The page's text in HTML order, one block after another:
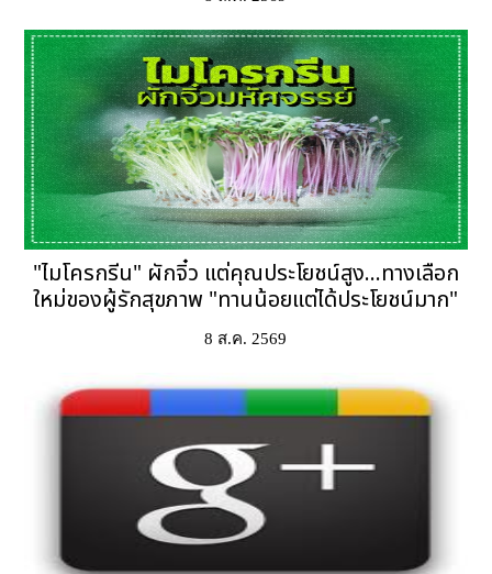
"ไมโครกรีน" ผักจิ๋ว แต่คุณประโยชน์สูง...ทางเลือก
ใหม่ของผู้รักสุขภาพ "ทานน้อยแต่ได้ประโยชน์มาก"
8 ส.ค. 2569